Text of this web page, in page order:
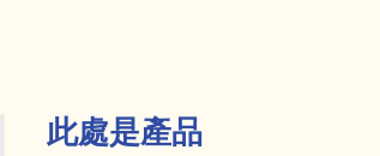
此處是產品